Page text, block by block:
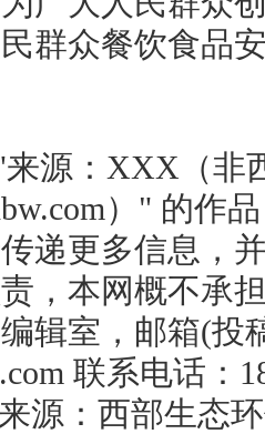
群众餐饮食品
源：XXX（非
）" 的作
递更多信息，
，本网概不承
辑室，邮箱(投
联系电话：
源：西部生态